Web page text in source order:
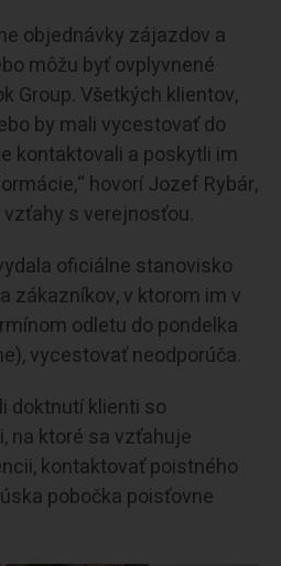
objednávky zájazdov a
môžu byť ovplyvnené
Group. Všetkých klientov,
by mali vycestovať do
kontaktovali a poskytli im
hovorí Jozef Rybár,
s verejnosťou.
oficiálne stanovisko
zákazníkov, v ktorom im v
odletu do pondelka
vycestovať neodporúča.
doktnutí klienti so
na ktoré sa vzťahuje
kontaktovať poistného
pobočka poisťovne